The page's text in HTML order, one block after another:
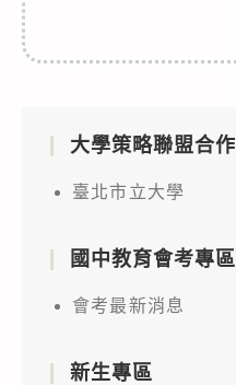
大學策略聯盟合作
臺北市立大學
國中教育會考專區
會考最新消息
新生專區